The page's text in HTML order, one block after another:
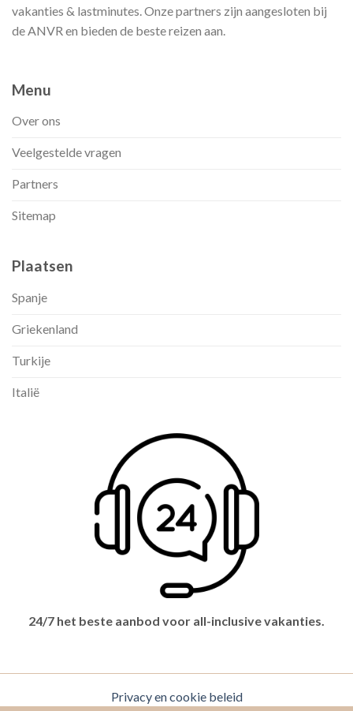
vakanties & lastminutes. Onze partners zijn aangesloten bij
de ANVR en bieden de beste reizen aan.
Menu
Over ons
Veelgestelde vragen
Partners
Sitemap
Plaatsen
Spanje
Griekenland
Turkije
Italië
24/7 het beste aanbod voor all-inclusive vakanties.
Privacy en cookie beleid